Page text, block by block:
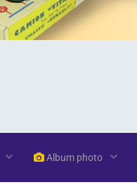
Album photo